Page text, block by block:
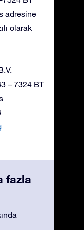
adresine
olarak
– 7324 BT
fazla